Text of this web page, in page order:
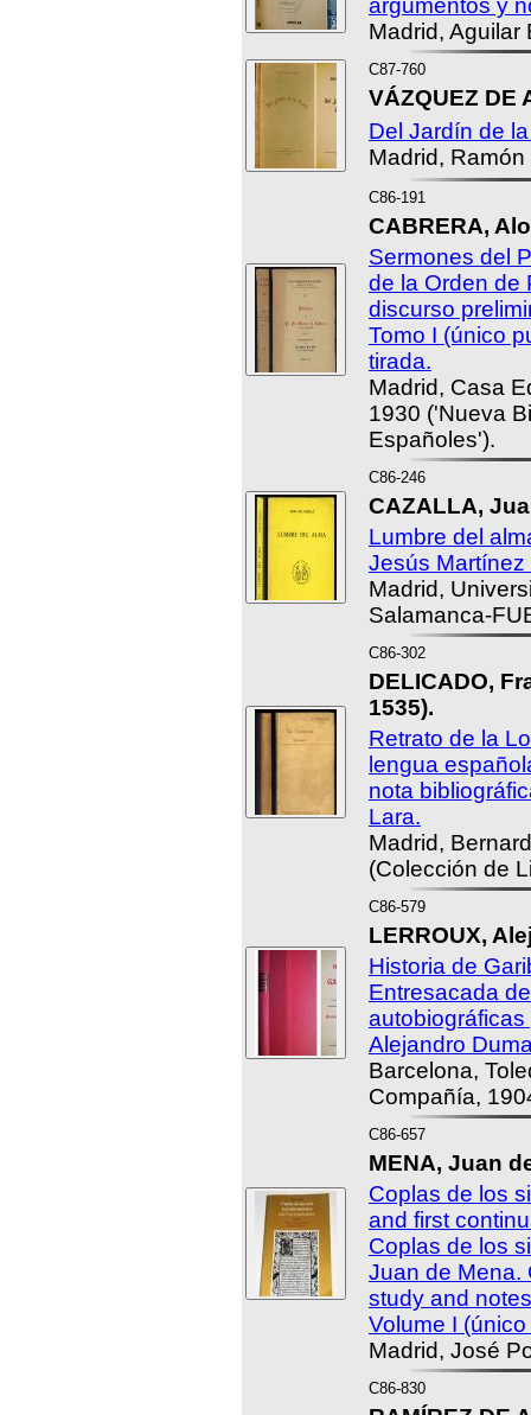
argumentos y
Madrid, Aguilar
C87-760
VÁZQUEZ DE
Del Jardín de
Madrid,
C86-191
CABRERA,
Sermones del
de la Orden de
discurso
Tomo I (único
tirada.
Madrid, Casa
1930 ('Nueva
Españoles').
C86-246
CAZALLA,
Lumbre del
Jesús
Madrid,
Salamanca-
C86-302
DELICADO,
1535).
Retrato de la
lengua
nota
Lara.
Madrid,
(Colección de
C86-579
LERROUX,
Historia de
Entresacada
Alejandro
Barcelona,
Compañía,
C86-657
MENA, Juan
Coplas de los
and first
Coplas de los
Juan de Mena.
study and
Volume I
Madrid, José
C86-830